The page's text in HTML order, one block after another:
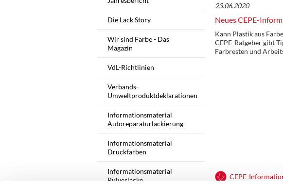
Die Lack Story
Wir sind Farbe - Das
Magazin
VdL-Richtlinien
Verbands-
Umweltproduktdeklarationen
Informationsmaterial
Autoreparaturlackierung
Informationsmaterial
Druckfarben
Informationsmaterial
Pulverlacke
23.06.2020
Neues CEPE-
Kann Plastik aus
CEPE-Ratgeber gibt
Farbresten und
CEPE-